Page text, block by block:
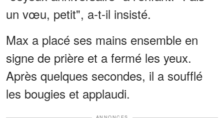
un vœu, petit", a-t-il insisté.
Max a placé ses mains ensemble en
signe de prière et a fermé les yeux.
Après quelques secondes, il a soufflé
les bougies et applaudi.